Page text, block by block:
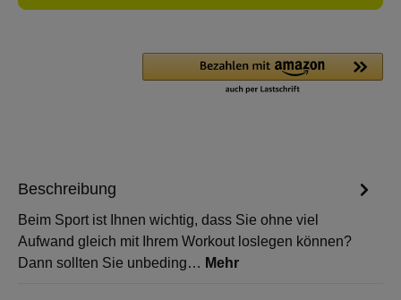
Beschreibung
Beim Sport ist Ihnen wichtig, dass Sie ohne viel
Aufwand gleich mit Ihrem Workout loslegen können?
Dann sollten Sie unbeding… Mehr